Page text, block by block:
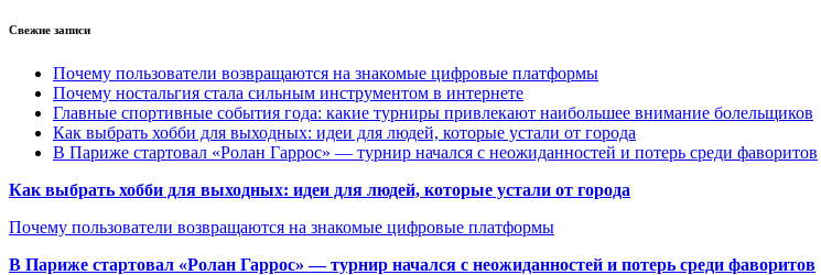
Свежие записи
Почему пользователи возвращаются на знакомые цифровые платформы
Почему ностальгия стала сильным инструментом в интернете
Главные спортивные события года: какие турниры привлекают наибольшее внимание болельщиков
Как выбрать хобби для выходных: идеи для людей, которые устали от города
В Париже стартовал «Ролан Гаррос» — турнир начался с неожиданностей и потерь среди фаворитов
Как выбрать хобби для выходных: идеи для людей, которые устали от города
Почему пользователи возвращаются на знакомые цифровые платформы
В Париже стартовал «Ролан Гаррос» — турнир начался с неожиданностей и потерь среди фаворитов